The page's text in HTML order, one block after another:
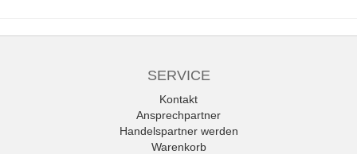
SERVICE
Kontakt
Ansprechpartner
Handelspartner werden
Warenkorb